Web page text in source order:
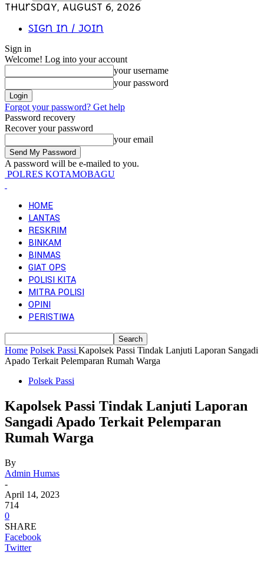
Thursday, August 6, 2026
Sign in / Join
Sign in
Welcome! Log into your account
your username
your password
Forgot your password? Get help
Password recovery
Recover your password
your email
A password will be e-mailed to you.
POLRES KOTAMOBAGU
HOME
LANTAS
RESKRIM
BINKAM
BINMAS
GIAT OPS
POLISI KITA
MITRA POLISI
OPINI
PERISTIWA
Home Polsek Passi Kapolsek Passi Tindak Lanjuti Laporan Sangadi
Apado Terkait Pelemparan Rumah Warga
Polsek Passi
Kapolsek Passi Tindak Lanjuti Laporan
Sangadi Apado Terkait Pelemparan
Rumah Warga
By
Admin Humas
-
April 14, 2023
714
0
SHARE
Facebook
Twitter